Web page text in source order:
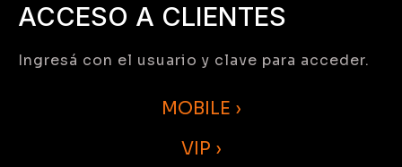
ACCESO A CLIENTES
Ingresá con el usuario y clave para acceder.
MOBILE ›
VIP ›